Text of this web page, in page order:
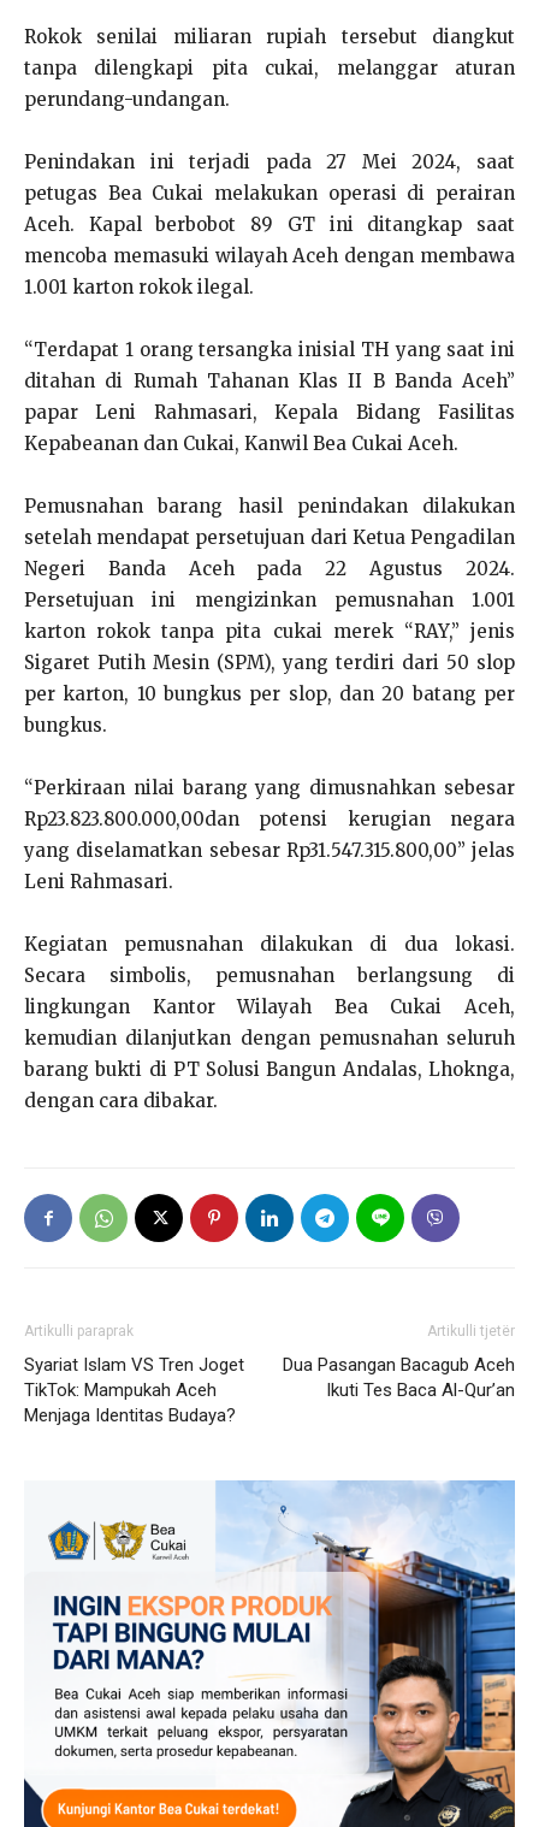
Rokok senilai miliaran rupiah tersebut diangkut
tanpa dilengkapi pita cukai, melanggar aturan
perundang-undangan.
Penindakan ini terjadi pada 27 Mei 2024, saat
petugas Bea Cukai melakukan operasi di perairan
Aceh. Kapal berbobot 89 GT ini ditangkap saat
mencoba memasuki wilayah Aceh dengan membawa
1.001 karton rokok ilegal.
“Terdapat 1 orang tersangka inisial TH yang saat ini
ditahan di Rumah Tahanan Klas II B Banda Aceh”
papar Leni Rahmasari, Kepala Bidang Fasilitas
Kepabeanan dan Cukai, Kanwil Bea Cukai Aceh.
Pemusnahan barang hasil penindakan dilakukan
setelah mendapat persetujuan dari Ketua Pengadilan
Negeri Banda Aceh pada 22 Agustus 2024.
Persetujuan ini mengizinkan pemusnahan 1.001
karton rokok tanpa pita cukai merek “RAY,” jenis
Sigaret Putih Mesin (SPM), yang terdiri dari 50 slop
per karton, 10 bungkus per slop, dan 20 batang per
bungkus.
“Perkiraan nilai barang yang dimusnahkan sebesar
Rp23.823.800.000,00dan potensi kerugian negara
yang diselamatkan sebesar Rp31.547.315.800,00” jelas
Leni Rahmasari.
Kegiatan pemusnahan dilakukan di dua lokasi.
Secara simbolis, pemusnahan berlangsung di
lingkungan Kantor Wilayah Bea Cukai Aceh,
kemudian dilanjutkan dengan pemusnahan seluruh
barang bukti di PT Solusi Bangun Andalas, Lhoknga,
dengan cara dibakar.
Artikulli paraprak
Syariat Islam VS Tren Joget
TikTok: Mampukah Aceh
Menjaga Identitas Budaya?
Artikulli tjetër
Dua Pasangan Bacagub Aceh
Ikuti Tes Baca Al-Qur’an